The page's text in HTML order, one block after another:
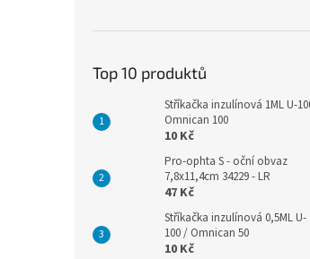
Top 10 produktů
Stříkačka inzulínová 1ML U-
Omnican 100
10 Kč
Pro-ophta S - oční obvaz
7,8x11,4cm 34229 - LR
47 Kč
Stříkačka inzulínová 0,5ML U-
100 / Omnican 50
10 Kč